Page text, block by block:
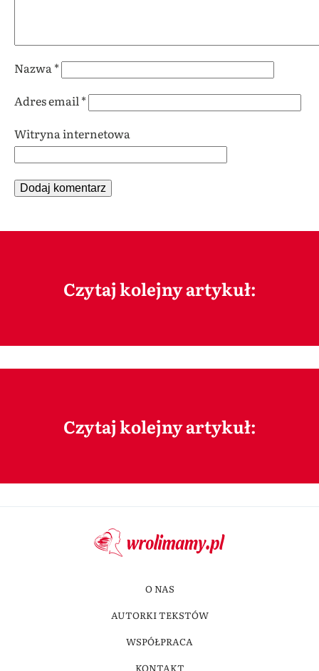
Nazwa*
Adres email*
Witryna internetowa
Czytaj kolejny artykuł:
Czytaj kolejny artykuł:
O NAS
AUTORKI TEKSTÓW
WSPÓŁPRACA
KONTAKT